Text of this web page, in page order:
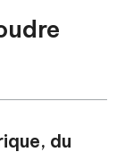
du